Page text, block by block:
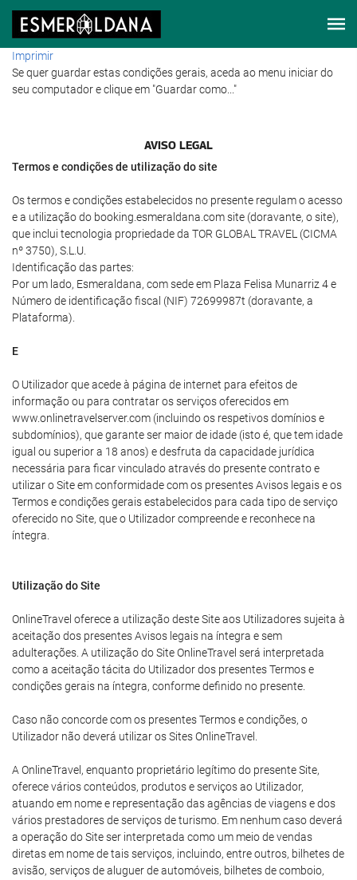
Imprimir
Se quer guardar estas condições gerais, aceda ao menu iniciar do
seu computador e clique em "Guardar como..."
AVISO LEGAL
Termos e condições de utilização do site
Os termos e condições estabelecidos no presente regulam o acesso
e a utilização do booking.esmeraldana.com site (doravante, o site),
que inclui tecnologia propriedade da TOR GLOBAL TRAVEL (CICMA
nº 3750), S.L.U.
Identificação das partes:
Por um lado, Esmeraldana, com sede em Plaza Felisa Munarriz 4 e
Número de identificação fiscal (NIF) 72699987t (doravante, a
Plataforma).
E
O Utilizador que acede à página de internet para efeitos de
informação ou para contratar os serviços oferecidos em
www.onlinetravelserver.com (incluindo os respetivos domínios e
subdomínios), que garante ser maior de idade (isto é, que tem idade
igual ou superior a 18 anos) e desfruta da capacidade jurídica
necessária para ficar vinculado através do presente contrato e
utilizar o Site em conformidade com os presentes Avisos legais e os
Termos e condições gerais estabelecidos para cada tipo de serviço
oferecido no Site, que o Utilizador compreende e reconhece na
íntegra.
Utilização do Site
OnlineTravel oferece a utilização deste Site aos Utilizadores sujeita à
aceitação dos presentes Avisos legais na íntegra e sem
adulterações. A utilização do Site OnlineTravel será interpretada
como a aceitação tácita do Utilizador dos presentes Termos e
condições gerais na íntegra, conforme definido no presente.
Caso não concorde com os presentes Termos e condições, o
Utilizador não deverá utilizar os Sites OnlineTravel.
A OnlineTravel, enquanto proprietário legítimo do presente Site,
oferece vários conteúdos, produtos e serviços ao Utilizador,
atuando em nome e representação das agências de viagens e dos
vários prestadores de serviços de turismo. Em nenhum caso deverá
a operação do Site ser interpretada como um meio de vendas
diretas em nome de tais serviços, incluindo, entre outros, bilhetes de
avisão, serviços de aluguer de automóveis, bilhetes de comboio,